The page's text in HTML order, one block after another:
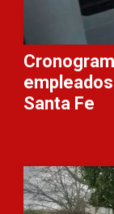
Santa Fe